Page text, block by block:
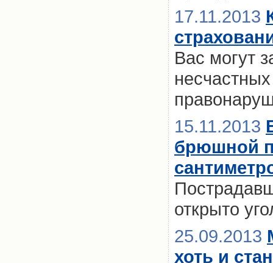
17.11.2013
Вас могут
15.11.2013
брюшной
открыто
25.09.2013
хоть и